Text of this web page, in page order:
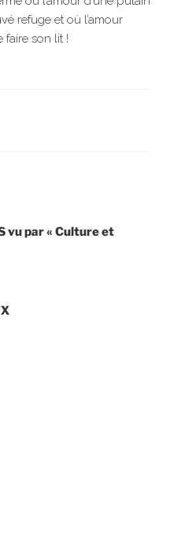
refuge et où l’amour
faire son lit !
vu par « Culture et